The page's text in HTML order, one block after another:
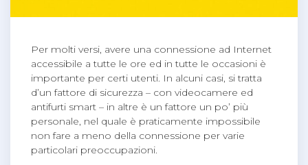
Per molti versi, avere una connessione ad Internet
accessibile a tutte le ore ed in tutte le occasioni è
importante per certi utenti. In alcuni casi, si tratta
d’un fattore di sicurezza – con videocamere ed
antifurti smart – in altre è un fattore un po’ più
personale, nel quale è praticamente impossibile
non fare a meno della connessione per varie
particolari preoccupazioni.